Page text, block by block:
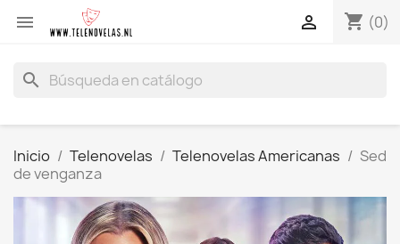
 shopping_cart (0)

search
Inicio Telenovelas Telenovelas Americanas
Sed
de venganza